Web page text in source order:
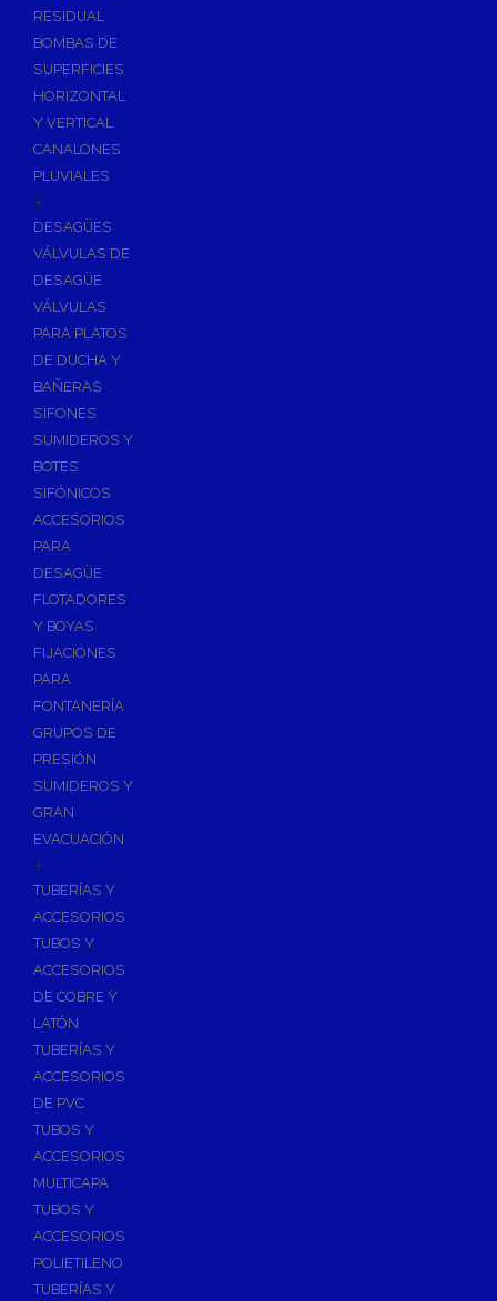
RESIDUAL
BOMBAS DE
SUPERFICIES
HORIZONTAL
Y VERTICAL
CANALONES
PLUVIALES
+
DESAGÜES
VÁLVULAS DE
DESAGÜE
VÁLVULAS
PARA PLATOS
DE DUCHA Y
BAÑERAS
SIFONES
SUMIDEROS Y
BOTES
SIFÓNICOS
ACCESORIOS
PARA
DESAGÜE
FLOTADORES
Y BOYAS
FIJACIONES
PARA
FONTANERÍA
GRUPOS DE
PRESIÓN
SUMIDEROS Y
GRAN
EVACUACIÓN
+
TUBERÍAS Y
ACCESORIOS
TUBOS Y
ACCESORIOS
DE COBRE Y
LATÓN
TUBERÍAS Y
ACCESORIOS
DE PVC
TUBOS Y
ACCESORIOS
MULTICAPA
TUBOS Y
ACCESORIOS
POLIETILENO
TUBERÍAS Y